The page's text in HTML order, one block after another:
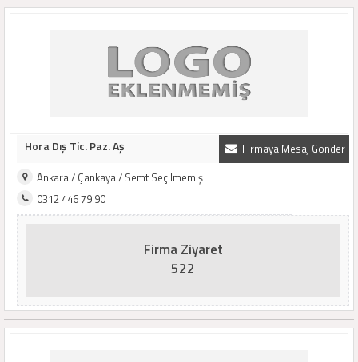
Firmaya Mesaj Gönder
Hora Dış Tic. Paz. Aş
Ankara / Çankaya / Semt Seçilmemiş
0312 446 79 90
Firma Ziyaret
522